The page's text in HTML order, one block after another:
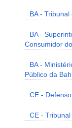
BA -
BA -
Consumidor
BA -
Público da
CE -
CE -